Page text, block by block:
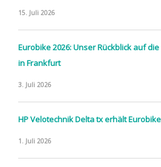
15. Juli 2026
Eurobike 2026: Unser Rückblick auf
in Frankfurt
3. Juli 2026
HP Velotechnik Delta tx erhält
1. Juli 2026